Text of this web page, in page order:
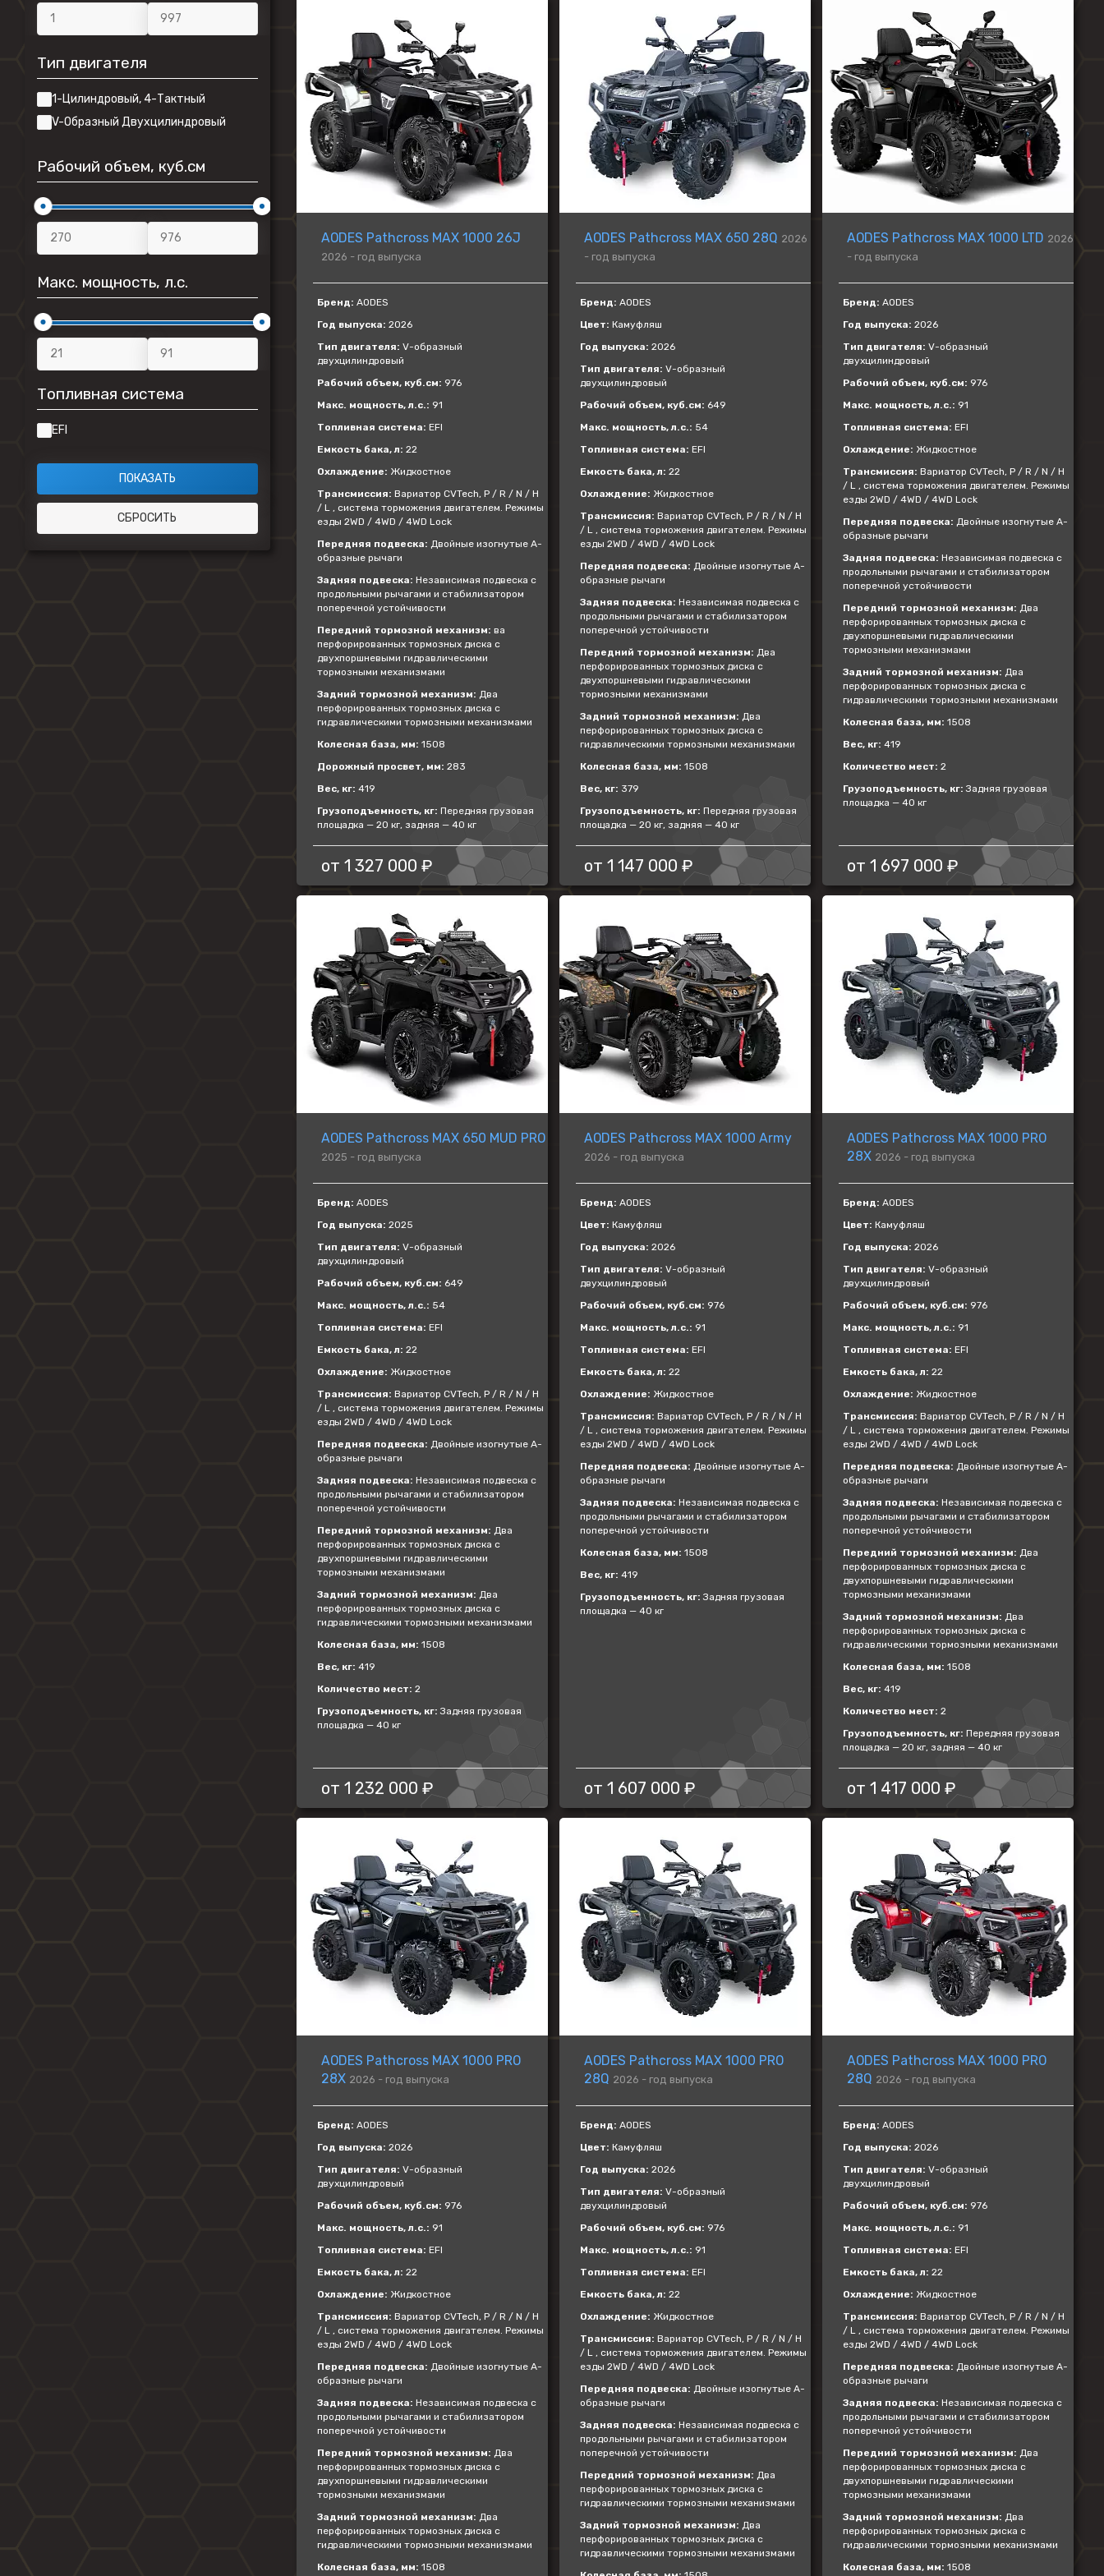
VOGE
ATAKI
BAJAJ
BSE
GAOKIN
KEWS
KOVE
LIFAN
PROGASI
BIZON
Gladiator
Regulmoto
Тип двигателя
1-Цилиндровый, 4-Тактный
V-Образный Двухцилиндровый
Рабочий объем, куб.см
Макс. мощность, л.с.
Топливная система
EFI
AODES Pathcross MAX 1000 26J
2026 - год выпуска
Бренд: AODES
Год выпуска: 2026
Тип двигателя: V-образный
двухцилиндровый
Рабочий объем, куб.см: 976
Макс. мощность, л.с.: 91
Топливная система: EFI
Емкость бака, л: 22
Охлаждение: Жидкостное
Трансмиссия: Вариатор CVTech, P / R / N / H
/ L , система торможения двигателем. Режимы
езды 2WD / 4WD / 4WD Lock
Передняя подвеска: Двойные изогнутые А-
образные рычаги
Задняя подвеска: Независимая подвеска с
продольными рычагами и стабилизатором
поперечной устойчивости
Передний тормозной механизм: ва
перфорированных тормозных диска с
двухпоршневыми гидравлическими
тормозными механизмами
Задний тормозной механизм: Два
перфорированных тормозных диска с
гидравлическими тормозными механизмами
Колесная база, мм: 1508
Дорожный просвет, мм: 283
Вес, кг: 419
Грузоподъемность, кг: Передняя грузовая
площадка — 20 кг, задняя — 40 кг
от 1 327 000 ₽
AODES Pathcross MAX 650 28Q 2026
- год выпуска
Бренд: AODES
Цвет: Камуфляш
Год выпуска: 2026
Тип двигателя: V-образный
двухцилиндровый
Рабочий объем, куб.см: 649
Макс. мощность, л.с.: 54
Топливная система: EFI
Емкость бака, л: 22
Охлаждение: Жидкостное
Трансмиссия: Вариатор CVTech, P / R / N / H
/ L , система торможения двигателем. Режимы
езды 2WD / 4WD / 4WD Lock
Передняя подвеска: Двойные изогнутые А-
образные рычаги
Задняя подвеска: Независимая подвеска с
продольными рычагами и стабилизатором
поперечной устойчивости
Передний тормозной механизм: Два
перфорированных тормозных диска с
двухпоршневыми гидравлическими
тормозными механизмами
Задний тормозной механизм: Два
перфорированных тормозных диска с
гидравлическими тормозными механизмами
Колесная база, мм: 1508
Вес, кг: 379
Грузоподъемность, кг: Передняя грузовая
площадка — 20 кг, задняя — 40 кг
от 1 147 000 ₽
AODES Pathcross MAX 1000 LTD 2026
- год выпуска
Бренд: AODES
Год выпуска: 2026
Тип двигателя: V-образный
двухцилиндровый
Рабочий объем, куб.см: 976
Макс. мощность, л.с.: 91
Топливная система: EFI
Охлаждение: Жидкостное
Трансмиссия: Вариатор CVTech, P / R / N / H
/ L , система торможения двигателем. Режимы
езды 2WD / 4WD / 4WD Lock
Передняя подвеска: Двойные изогнутые А-
образные рычаги
Задняя подвеска: Независимая подвеска с
продольными рычагами и стабилизатором
поперечной устойчивости
Передний тормозной механизм: Два
перфорированных тормозных диска с
двухпоршневыми гидравлическими
тормозными механизмами
Задний тормозной механизм: Два
перфорированных тормозных диска с
гидравлическими тормозными механизмами
Колесная база, мм: 1508
Вес, кг: 419
Количество мест: 2
Грузоподъемность, кг: Задняя грузовая
площадка — 40 кг
от 1 697 000 ₽
AODES Pathcross MAX 650 MUD PRO
2025 - год выпуска
Бренд: AODES
Год выпуска: 2025
Тип двигателя: V-образный
двухцилиндровый
Рабочий объем, куб.см: 649
Макс. мощность, л.с.: 54
Топливная система: EFI
Емкость бака, л: 22
Охлаждение: Жидкостное
Трансмиссия: Вариатор CVTech, P / R / N / H
/ L , система торможения двигателем. Режимы
езды 2WD / 4WD / 4WD Lock
Передняя подвеска: Двойные изогнутые А-
образные рычаги
Задняя подвеска: Независимая подвеска с
продольными рычагами и стабилизатором
поперечной устойчивости
Передний тормозной механизм: Два
перфорированных тормозных диска с
двухпоршневыми гидравлическими
тормозными механизмами
Задний тормозной механизм: Два
перфорированных тормозных диска с
гидравлическими тормозными механизмами
Колесная база, мм: 1508
Вес, кг: 419
Количество мест: 2
Грузоподъемность, кг: Задняя грузовая
площадка — 40 кг
от 1 232 000 ₽
AODES Pathcross MAX 1000 Army
2026 - год выпуска
Бренд: AODES
Цвет: Камуфляш
Год выпуска: 2026
Тип двигателя: V-образный
двухцилиндровый
Рабочий объем, куб.см: 976
Макс. мощность, л.с.: 91
Топливная система: EFI
Емкость бака, л: 22
Охлаждение: Жидкостное
Трансмиссия: Вариатор CVTech, P / R / N / H
/ L , система торможения двигателем. Режимы
езды 2WD / 4WD / 4WD Lock
Передняя подвеска: Двойные изогнутые А-
образные рычаги
Задняя подвеска: Независимая подвеска с
продольными рычагами и стабилизатором
поперечной устойчивости
Колесная база, мм: 1508
Вес, кг: 419
Грузоподъемность, кг: Задняя грузовая
площадка — 40 кг
от 1 607 000 ₽
AODES Pathcross MAX 1000 PRO
28X 2026 - год выпуска
Бренд: AODES
Цвет: Камуфляш
Год выпуска: 2026
Тип двигателя: V-образный
двухцилиндровый
Рабочий объем, куб.см: 976
Макс. мощность, л.с.: 91
Топливная система: EFI
Емкость бака, л: 22
Охлаждение: Жидкостное
Трансмиссия: Вариатор CVTech, P / R / N / H
/ L , система торможения двигателем. Режимы
езды 2WD / 4WD / 4WD Lock
Передняя подвеска: Двойные изогнутые А-
образные рычаги
Задняя подвеска: Независимая подвеска с
продольными рычагами и стабилизатором
поперечной устойчивости
Передний тормозной механизм: Два
перфорированных тормозных диска с
двухпоршневыми гидравлическими
тормозными механизмами
Задний тормозной механизм: Два
перфорированных тормозных диска с
гидравлическими тормозными механизмами
Колесная база, мм: 1508
Вес, кг: 419
Количество мест: 2
Грузоподъемность, кг: Передняя грузовая
площадка — 20 кг, задняя — 40 кг
от 1 417 000 ₽
AODES Pathcross MAX 1000 PRO
28X 2026 - год выпуска
Бренд: AODES
Год выпуска: 2026
Тип двигателя: V-образный
двухцилиндровый
Рабочий объем, куб.см: 976
Макс. мощность, л.с.: 91
Топливная система: EFI
Емкость бака, л: 22
Охлаждение: Жидкостное
Трансмиссия: Вариатор CVTech, P / R / N / H
/ L , система торможения двигателем. Режимы
езды 2WD / 4WD / 4WD Lock
Передняя подвеска: Двойные изогнутые А-
образные рычаги
Задняя подвеска: Независимая подвеска с
продольными рычагами и стабилизатором
поперечной устойчивости
Передний тормозной механизм: Два
перфорированных тормозных диска с
двухпоршневыми гидравлическими
тормозными механизмами
Задний тормозной механизм: Два
перфорированных тормозных диска с
гидравлическими тормозными механизмами
Колесная база, мм: 1508
AODES Pathcross MAX 1000 PRO
28Q 2026 - год выпуска
Бренд: AODES
Цвет: Камуфляш
Год выпуска: 2026
Тип двигателя: V-образный
двухцилиндровый
Рабочий объем, куб.см: 976
Макс. мощность, л.с.: 91
Топливная система: EFI
Емкость бака, л: 22
Охлаждение: Жидкостное
Трансмиссия: Вариатор CVTech, P / R / N / H
/ L , система торможения двигателем. Режимы
езды 2WD / 4WD / 4WD Lock
Передняя подвеска: Двойные изогнутые А-
образные рычаги
Задняя подвеска: Независимая подвеска с
продольными рычагами и стабилизатором
поперечной устойчивости
Передний тормозной механизм: Два
перфорированных тормозных диска с
гидравлическими тормозными механизмами
Задний тормозной механизм: Два
перфорированных тормозных диска с
гидравлическими тормозными механизмами
AODES Pathcross MAX 1000 PRO
28Q 2026 - год выпуска
Бренд: AODES
Год выпуска: 2026
Тип двигателя: V-образный
двухцилиндровый
Рабочий объем, куб.см: 976
Макс. мощность, л.с.: 91
Топливная система: EFI
Емкость бака, л: 22
Охлаждение: Жидкостное
Трансмиссия: Вариатор CVTech, P / R / N / H
/ L , система торможения двигателем. Режимы
езды 2WD / 4WD / 4WD Lock
Передняя подвеска: Двойные изогнутые А-
образные рычаги
Задняя подвеска: Независимая подвеска с
продольными рычагами и стабилизатором
поперечной устойчивости
Передний тормозной механизм: Два
перфорированных тормозных диска с
двухпоршневыми гидравлическими
тормозными механизмами
Задний тормозной механизм: Два
перфорированных тормозных диска с
гидравлическими тормозными механизмами
Колесная база, мм: 1508